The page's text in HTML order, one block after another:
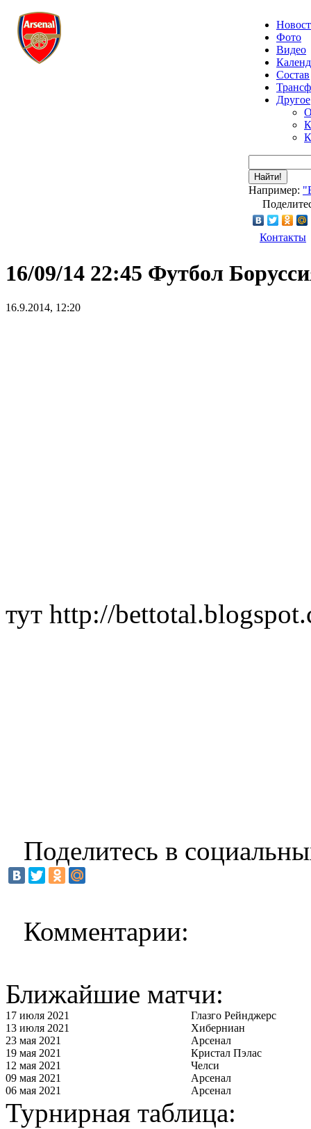
Фото
Видео
Состав
Другое
Найти!
Например:
Контакты
16/09/14 22:45 Футбол
16.9.2014, 12:20
тут http://
Поделитесь в
Комментарии:
Ближайшие матчи:
17 июля 2021
Глазго Рейнджерс
13 июля 2021
Хиберниан
23 мая 2021
Арсенал
19 мая 2021
Кристал Пэлас
12 мая 2021
Челси
09 мая 2021
Арсенал
06 мая 2021
Арсенал
Турнирная таблица: